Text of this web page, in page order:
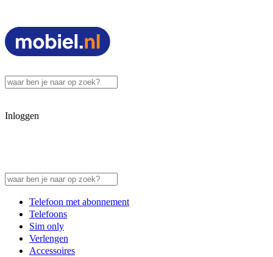
Inloggen
Telefoon met abonnement
Telefoons
Sim only
Verlengen
Accessoires